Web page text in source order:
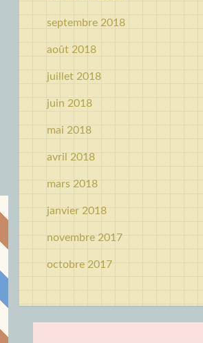
septembre 2018
août 2018
juillet 2018
juin 2018
mai 2018
avril 2018
mars 2018
janvier 2018
novembre 2017
octobre 2017